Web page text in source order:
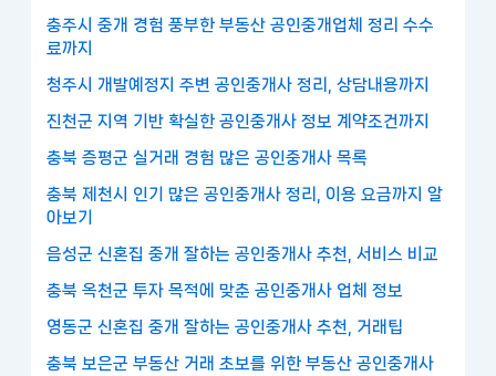
충주시 중개 경험 풍부한 부동산 공인중개업체 정리 수수
료까지
청주시 개발예정지 주변 공인중개사 정리, 상담내용까지
진천군 지역 기반 확실한 공인중개사 정보 계약조건까지
충북 증평군 실거래 경험 많은 공인중개사 목록
충북 제천시 인기 많은 공인중개사 정리, 이용 요금까지 알
아보기
음성군 신혼집 중개 잘하는 공인중개사 추천, 서비스 비교
충북 옥천군 투자 목적에 맞춘 공인중개사 업체 정보
영동군 신혼집 중개 잘하는 공인중개사 추천, 거래팁
충북 보은군 부동산 거래 초보를 위한 부동산 공인중개사